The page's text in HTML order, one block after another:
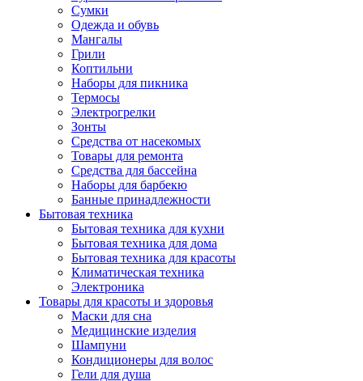
Сумки
Одежда и обувь
Мангалы
Грили
Коптильни
Наборы для пикника
Термосы
Электрогрелки
Зонты
Средства от насекомых
Товары для ремонта
Средства для бассейна
Наборы для барбекю
Банные принадлежности
Бытовая техника
Бытовая техника для кухни
Бытовая техника для дома
Бытовая техника для красоты
Климатическая техника
Электроника
Товары для красоты и здоровья
Маски для сна
Медицинские изделия
Шампуни
Кондиционеры для волос
Гели для душа